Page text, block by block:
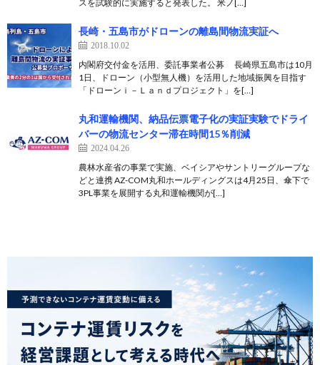
スを試験的に実施すると発表した。 米ノ[…]
長崎・五島市がドローンの離島間物流実証へ
2018.10.02
内閣府交付金を活用、委託事業者公募 長崎県五島市は10月
1日、ドローン（小型無人機）を活用した地域振興を目指す
「ドローンｉ－Ｌａｎｄプロジェクト」を[…]
丸和運輸機関、納品伝票電子化の実証実験でドライ
バーの物流センター滞在時間15％削減
2024.04.26
農林水産省の事業で実施、ベイシアやサントリーグループな
どと連携 AZ-COM丸和ホールディングスは4月25日、傘下で
3PL事業を展開する丸和運輸機関が[…]